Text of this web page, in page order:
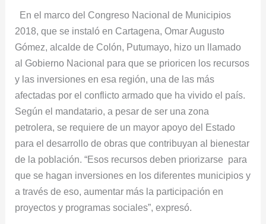
En el marco del Congreso Nacional de Municipios
2018, que se instaló en Cartagena, Omar Augusto
Gómez, alcalde de Colón, Putumayo, hizo un llamado
al Gobierno Nacional para que se prioricen los recursos
y las inversiones en esa región, una de las más
afectadas por el conflicto armado que ha vivido el país.
Según el mandatario, a pesar de ser una zona
petrolera, se requiere de un mayor apoyo del Estado
para el desarrollo de obras que contribuyan al bienestar
de la población. “Esos recursos deben priorizarse para
que se hagan inversiones en los diferentes municipios y
a través de eso, aumentar más la participación en
proyectos y programas sociales”, expresó.
se
prioricen
recursos
para
la
región